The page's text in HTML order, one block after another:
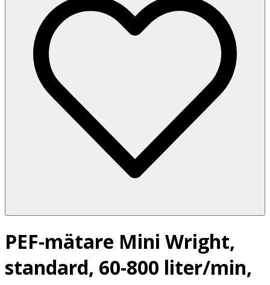
PEF-mätare Mini Wright,
standard, 60-800 liter/min,